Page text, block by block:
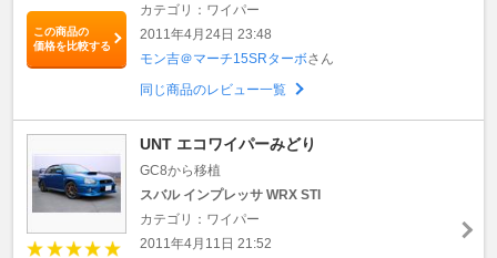
この商品の
価格を比較する
カテゴリ：ワイパー
2011年4月24日 23:48
モン吉＠マーチ15SRターボさん
同じ商品のレビュー一覧
UNT エコワイパーみどり
GC8から移植
スバル インプレッサ WRX STI
カテゴリ：ワイパー
2011年4月11日 21:52